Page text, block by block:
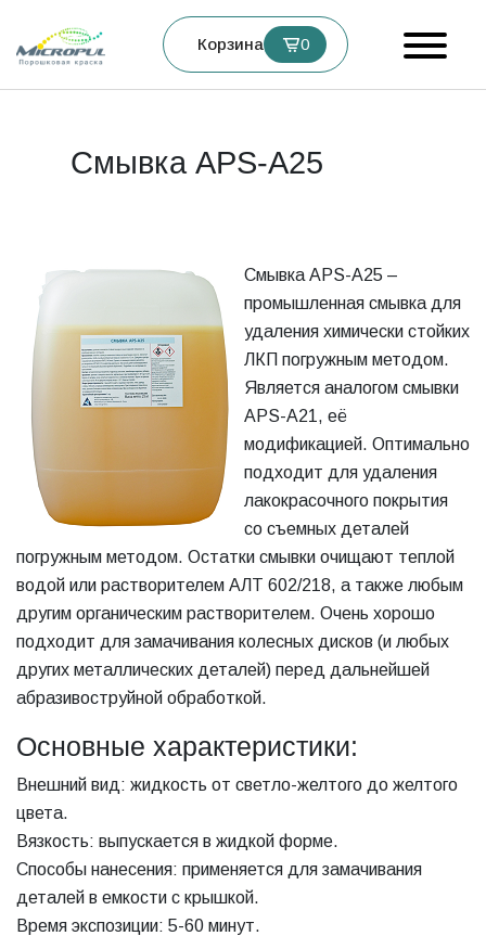
Корзина 0
Смывка APS-A25
Смывка APS-A25 –
промышленная смывка для
удаления химически стойких
ЛКП погружным методом.
Является аналогом смывки
APS-A21, её
модификацией. Оптимально
подходит для удаления
лакокрасочного покрытия
со съемных деталей
погружным методом. Остатки смывки очищают теплой
водой или растворителем АЛТ 602/218, а также любым
другим органическим растворителем. Очень хорошо
подходит для замачивания колесных дисков (и любых
других металлических деталей) перед дальнейшей
абразивоструйной обработкой.
Основные характеристики:
Внешний вид: жидкость от светло-желтого до желтого
цвета.
Вязкость: выпускается в жидкой форме.
Способы нанесения: применяется для замачивания
деталей в емкости с крышкой.
Время экспозиции: 5-60 минут.